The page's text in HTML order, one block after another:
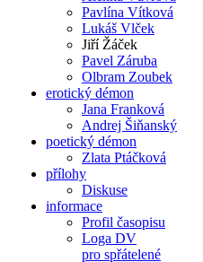
Pavlína Vítková
Lukáš Vlček
Jiří Žáček
Pavel Záruba
Olbram Zoubek
erotický démon
Jana Franková
Andrej Šiňanský
poetický démon
Zlata Ptáčková
přílohy
Diskuse
informace
Profil časopisu
Loga DV
pro spřátelené